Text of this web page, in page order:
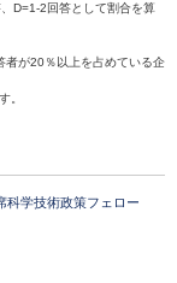
D=1-2回答として割合を算
者が20％以上を占めている企
。
科学技術政策フェロー